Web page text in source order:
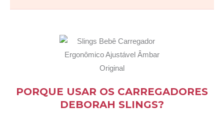
PORQUE USAR OS CARREGADORES
DEBORAH SLINGS?